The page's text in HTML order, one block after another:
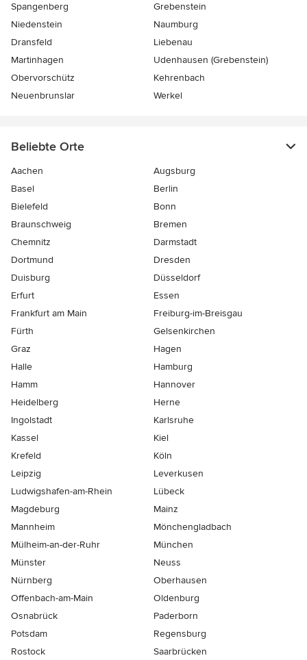
Spangenberg
Grebenstein
Niedenstein
Naumburg
Dransfeld
Liebenau
Martinhagen
Udenhausen (Grebenstein)
Obervorschütz
Kehrenbach
Neuenbrunslar
Werkel
Beliebte Orte
Aachen
Augsburg
Basel
Berlin
Bielefeld
Bonn
Braunschweig
Bremen
Chemnitz
Darmstadt
Dortmund
Dresden
Duisburg
Düsseldorf
Erfurt
Essen
Frankfurt am Main
Freiburg-im-Breisgau
Fürth
Gelsenkirchen
Graz
Hagen
Halle
Hamburg
Hamm
Hannover
Heidelberg
Herne
Ingolstadt
Karlsruhe
Kassel
Kiel
Krefeld
Köln
Leipzig
Leverkusen
Ludwigshafen-am-Rhein
Lübeck
Magdeburg
Mainz
Mannheim
Mönchen­gladbach
Mülheim-an-der-Ruhr
München
Münster
Neuss
Nürnberg
Oberhausen
Offenbach-am-Main
Oldenburg
Osnabrück
Paderborn
Potsdam
Regensburg
Rostock
Saarbrücken